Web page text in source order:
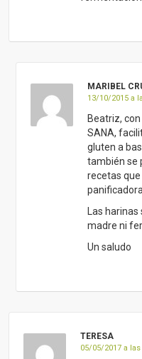
MARIBEL
13/10/2015 a
Beatriz,
SANA,
gluten a
también se
recetas
Las
madre ni
Un saludo
TERESA
05/05/2017 a las